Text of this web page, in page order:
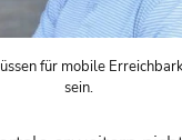
für mobile
sein.